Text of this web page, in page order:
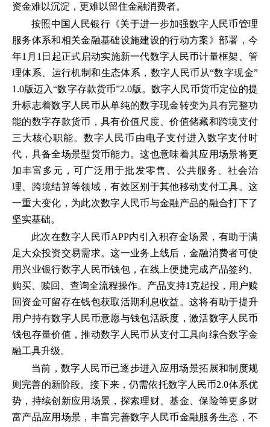
资金难以沉淀，更难以留住金融消费者。
按照中国人民银行《关于进一步加强数字人民币管理
服务体系和相关金融基础设施建设的行动方案》部署，今
年1月1日起正式启动实施新一代数字人民币计量框架、管
理体系、运行机制和生态体系，数字人民币从“数字现金”
1.0版迈入“数字存款货币”2.0版。数字人民币货币定位的提
升标志着数字人民币从单纯的数字现金转变为具有完整功
能的数字存款货币，具有价值尺度、价值储藏和跨境支付
三大核心职能。数字人民币由电子支付进入数字支付时
代，具备全场景型货币能力。这也意味着其应用场景将更
加丰富多元，可广泛用于批发零售、公共服务、社会治
理、跨境结算等领域，有效区别于其他移动支付工具。这
一重大变化，为此次数字人民币与金融产品的融合打下了
坚实基础。
此次在数字人民币APP内引入积存金场景，有助于满
足大众投资交易需求。这一业务上线后，金融消费者可使
用兴业银行数字人民币钱包，在线上便捷完成产品签约、
购买、赎回、查询全流程操作。产品支持1克起投，用户赎
回资金可留存在钱包获取活期利息收益。这将有助于提升
用户持有数字人民币意愿与钱包活跃度，激活数字人民币
钱包存量价值，推动数字人民币从支付工具向综合数字金
融工具升级。
当前，数字人民币已逐步进入应用场景拓展和制度规
则完善的新阶段。接下来，仍需依托数字人民币2.0体系优
势，持续创新应用场景，探索理财、基金、保险等更多财
富产品应用场景，丰富完善数字人民币金融服务生态，不